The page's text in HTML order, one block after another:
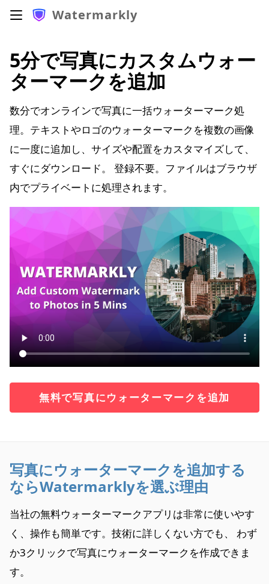
Watermarkly
5分で写真にカスタムウォー
ターマークを追加
数分でオンラインで写真に一括ウォーターマーク処
理。テキストやロゴのウォーターマークを複数の画像
に一度に追加し、サイズや配置をカスタマイズして、
すぐにダウンロード。 登録不要。ファイルはブラウザ
内でプライベートに処理されます。
無料で写真にウォーターマークを追加
写真にウォーターマークを追加する
ならWatermarklyを選ぶ理由
当社の無料ウォーターマークアプリは非常に使いやす
く、操作も簡単です。技術に詳しくない方でも、 わず
か3クリックで写真にウォーターマークを作成できま
す。